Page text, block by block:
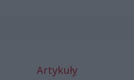
Artykuły